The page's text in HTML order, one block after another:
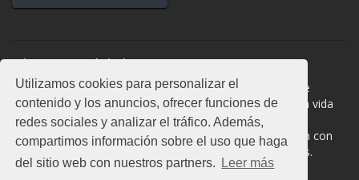
Utilizamos cookies para personalizar el
contenido y los anuncios, ofrecer funciones de
redes sociales y analizar el tráfico. Además,
compartimos información sobre el uso que haga
del sitio web con nuestros partners.
Leer más
Normas del chat
#Sant Joan Despi es una sala donde participan cientos de
personas. Mantén la educación y compórtate como en la vida
real. La privacidad de los usuarios es muy importante, no
facilites información de terceros. Todas las salas cuentan con
moderadores a los que puedes dirigirte en caso de dudas.